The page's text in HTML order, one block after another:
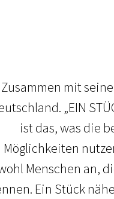
Zusammen mit
„EIN
ist das, was die
Möglichkeiten
Menschen an,
Ein Stück